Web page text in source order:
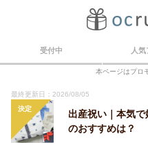
受付中 人
本ページはプロ
最終更新日：2026/08/05
決定
出産祝い｜本気
のおすすめは？